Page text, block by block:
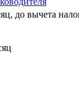
до вычета